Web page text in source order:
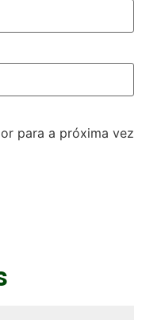
para a próxima vez